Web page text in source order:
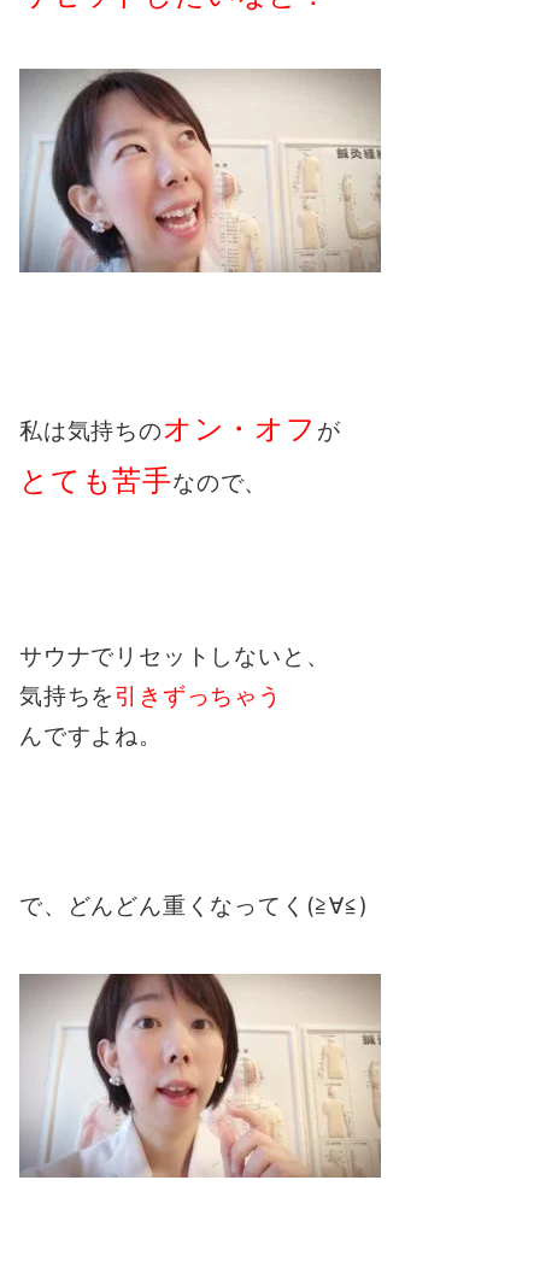
私は気持ちのオン・オフ が
とても苦手なので、
サウナでリセットしないと、
気持ちを引きずっちゃう
んですよね。
で、どんどん重くなってく(≧∀≦)